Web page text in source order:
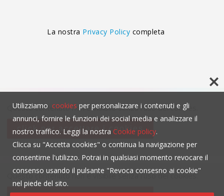
La nostra Privacy Policy completa
Questo contenuto non è visibile senza l'uso dei cookies.
click per accettare i cookies
Questo contenuto non è visibile senza l'uso dei cookies.
Utilizziamo cookies per personalizzare i contenuti e gli
annunci, fornire le funzioni dei social media e analizzare il
nostro traffico. Leggi la nostra Cookie policy.
Clicca su "Accetta cookies" o continua la navigazione per
consentirne l'utilizzo. Potrai in qualsiasi momento revocare il
consenso usando il pulsante "Revoca consesno ai cookie"
nel piede del sito.